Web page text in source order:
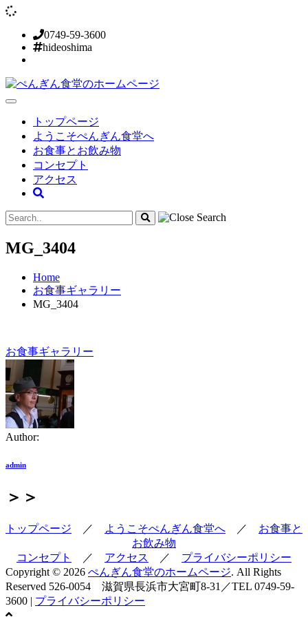
Skip
content
0749-59-3600
hideoshima
トップページ
ようこそぺんぎん食堂へ
お食事とお飲み物
コンセプト
アクセス
MG_3404
Home
お食事ギャラリー
MG_3404
投
稿
ナ
ビ
ゲ
ー
ン
お食事ギャラリー
Author:
admin
＞＞
トップページ ／ ようこそぺんぎん食堂へ ／ お食事と
お飲み物
コンセプト
／ アクセス ／ プライバシーポリシー
Copyright © 2026 ぺんぎん食堂のホームページ. All Rights
Reserved 526-0054 滋賀県長浜市大宮町8-31／TEL 0749-59-
3600 | プライバシーポリシー